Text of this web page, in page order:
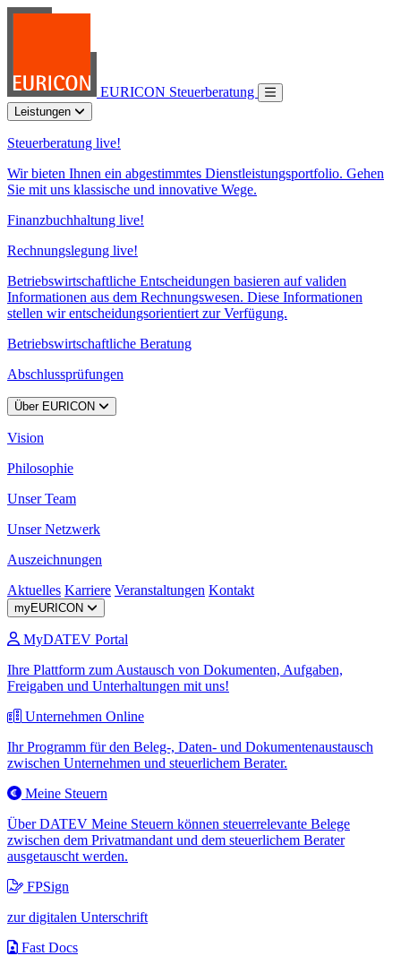
EURICON Steuerberatung
Leistungen
Steuerberatung live!
Wir bieten Ihnen ein abgestimmtes Dienstleistungsportfolio. Gehen
Sie mit uns klassische und innovative Wege.
Finanzbuchhaltung live!
Rechnungslegung live!
Betriebswirtschaftliche Entscheidungen basieren auf validen
Informationen aus dem Rechnungswesen. Diese Informationen
stellen wir entscheidungsorientiert zur Verfügung.
Betriebswirtschaftliche Beratung
Abschlussprüfungen
Über EURICON
Vision
Philosophie
Unser Team
Unser Netzwerk
Auszeichnungen
Aktuelles Karriere Veranstaltungen Kontakt
myEURICON
MyDATEV Portal
Ihre Plattform zum Austausch von Dokumenten, Aufgaben,
Freigaben und Unterhaltungen mit uns!
Unternehmen Online
Ihr Programm für den Beleg-, Daten- und Dokumentenaustausch
zwischen Unternehmen und steuerlichem Berater.
Meine Steuern
Über DATEV Meine Steuern können steuerrelevante Belege
zwischen dem Privatmandant und dem steuerlichem Berater
ausgetauscht werden.
FPSign
zur digitalen Unterschrift
Fast Docs